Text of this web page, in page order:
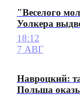
"Веселого
Уолкера
18:12
7 АВГ
Навроцкий:
Польша